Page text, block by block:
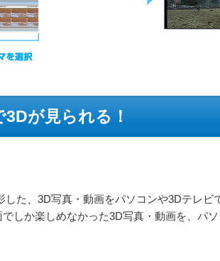
が見られる！
た、3D写真・動画をパソコンや3Dテレビ
しか楽しめなかった3D写真・動画を、パ